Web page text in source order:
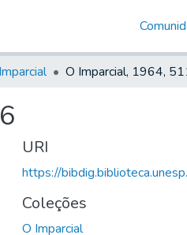
O Imparcial, 1964,
URI
https://
Coleções
O Imparcial